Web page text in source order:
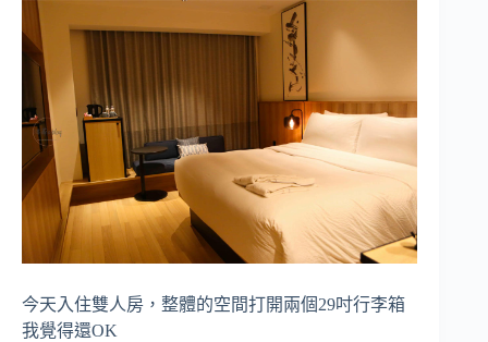
今天入住雙人房，整體的空間打開兩個29吋行李箱
我覺得還OK